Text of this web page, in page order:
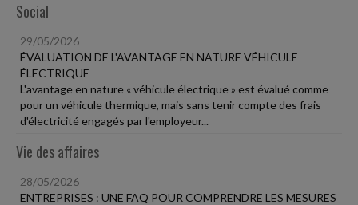
Social
29/05/2026
ÉVALUATION DE L'AVANTAGE EN NATURE VÉHICULE
ÉLECTRIQUE
L'avantage en nature « véhicule électrique » est évalué comme
pour un véhicule thermique, mais sans tenir compte des frais
d'électricité engagés par l'employeur...
Vie des affaires
28/05/2026
ENTREPRISES : UNE FAQ POUR COMPRENDRE LES MESURES